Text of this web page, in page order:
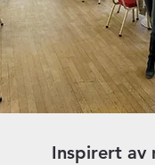
Inspirert av